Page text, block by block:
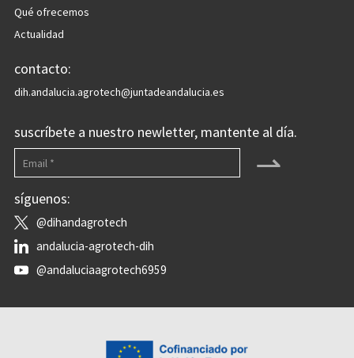
Qué ofrecemos
Actualidad
contacto:
dih.andalucia.agrotech@juntadeandalucia.es
suscríbete a nuestro newletter, mantente al día.
⇀
síguenos:
@dihandagrotech
andalucia-agrotech-dih
@andaluciaagrotech6959